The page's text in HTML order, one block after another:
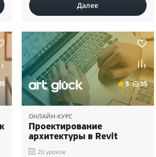
Далее
5 35
ОНЛАЙН-КУРС
Проектирование
архитектуры в Revit
20 уроков